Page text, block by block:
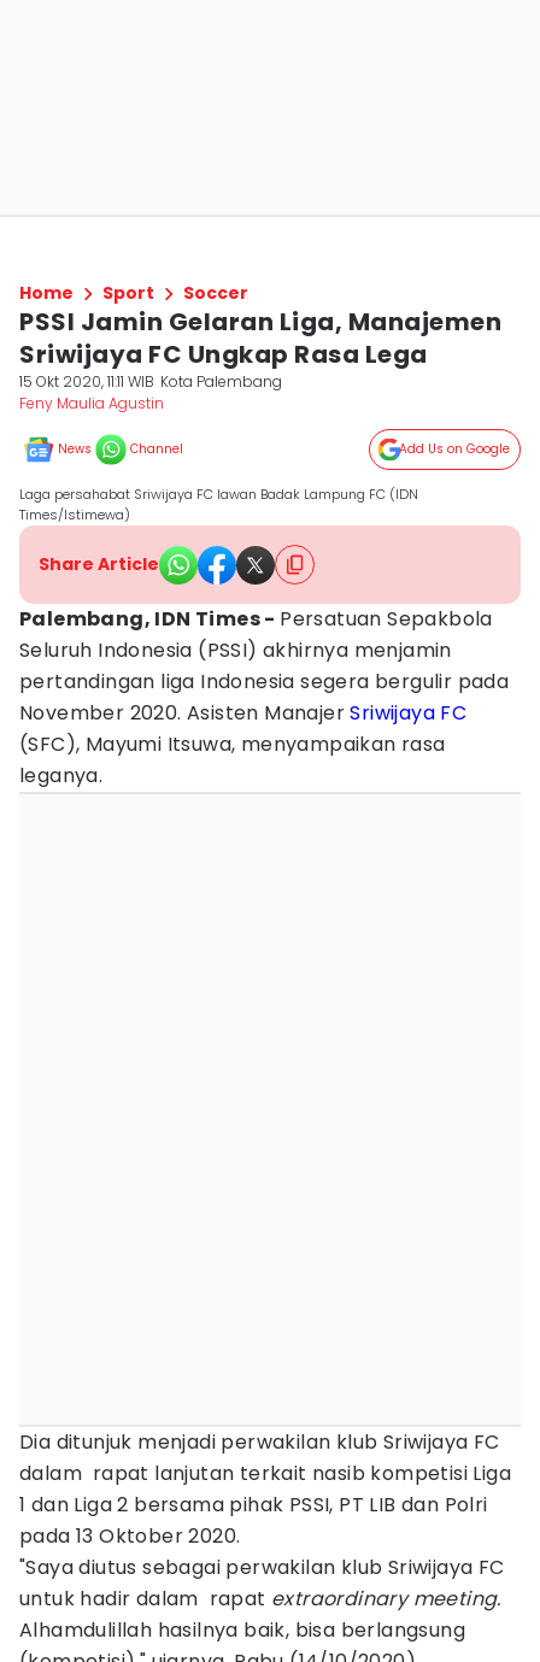
Home Sport Soccer
PSSI Jamin Gelaran Liga, Manajemen
Sriwijaya FC Ungkap Rasa Lega
15 Okt 2020, 11:11 WIB Kota Palembang
Feny Maulia Agustin
News Channel Add Us on Google
Laga persahabat Sriwijaya FC lawan Badak Lampung FC (IDN
Times/Istimewa)
Share Article
Palembang, IDN Times - Persatuan Sepakbola
Seluruh Indonesia (PSSI) akhirnya menjamin
pertandingan liga Indonesia segera bergulir pada
November 2020. Asisten ManajerSriwijaya FC
(SFC), Mayumi Itsuwa, menyampaikan rasa
leganya.
Dia ditunjuk menjadi perwakilan klub Sriwijaya FC
dalam rapat lanjutan terkait nasib kompetisi Liga
1 dan Liga 2 bersama pihak PSSI, PT LIB dan Polri
pada 13 Oktober 2020.
"Saya diutus sebagai perwakilan klub Sriwijaya FC
untuk hadir dalam rapat extraordinary meeting.
Alhamdulillah hasilnya baik, bisa berlangsung